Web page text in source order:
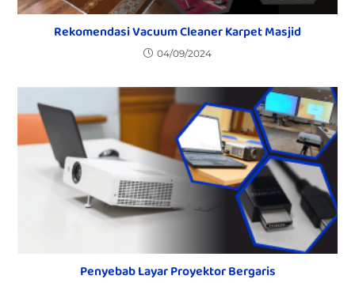
Rekomendasi Vacuum Cleaner Karpet Masjid
04/09/2024
Penyebab Layar Proyektor Bergaris